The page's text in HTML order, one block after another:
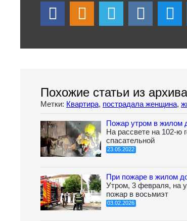
Похожие статьи из архива
Метки: Квартира, пострадала женщина,
Пожар утром в жилом
На рассвете на 102-ю
спасательной
23.05.2022
При пожаре в жилом
Утром, 3 февраля, на
пожар в восьмиэт
03.02.2026